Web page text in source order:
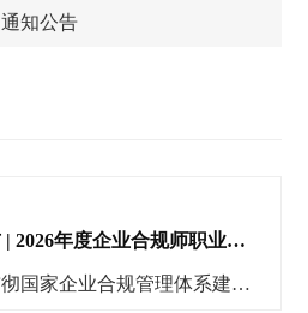
通知公告
官方发布 | 2026年度企业合规师职业技能等级考试（第三期）报名通道开启
为深入贯彻国家企业合规管理体系建设政策要求，全面推进企业合规人才专业化、规范化培养，满足各行业对合规专业人才的迫切需求，中国政法大学企业合规师全国考务中心正式启动2026年度企业合规师职业技能社会评价等级考试（第三期）报名工作，现将相关事宜公告如下：